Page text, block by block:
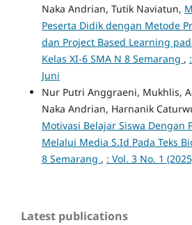
Naka Andrian, Tutik Naviatun,
Peserta Didik dengan Metode
dan Project Based Learning
Kelas XI-6 SMA N 8 Semarang ,
Juni
Nur Putri Anggraeni, Mukhlis,
Naka Andrian, Harnanik
Motivasi Belajar Siswa Dengan
Melalui Media S.Id Pada Teks
8 Semarang , : Vol. 3 No. 1
Latest publications